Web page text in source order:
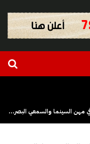
فتح باب الترشيح للاستفادة من برنامج ACT للتكوين في مهن السينما والسمعي البصري بجهة كلميم وادنون